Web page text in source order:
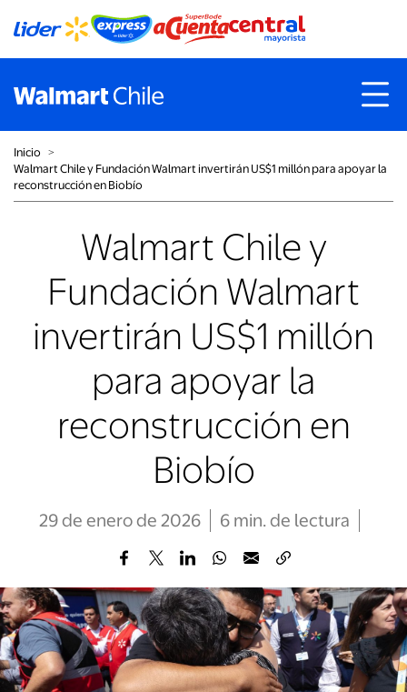
Inicio ˃
Walmart Chile y Fundación Walmart invertirán US$1 millón para apoyar la
reconstrucción en Biobío
Walmart Chile y
Fundación Walmart
invertirán US$1 millón
para apoyar la
reconstrucción en
Biobío
29 de enero de 2026 6 min. de lectura